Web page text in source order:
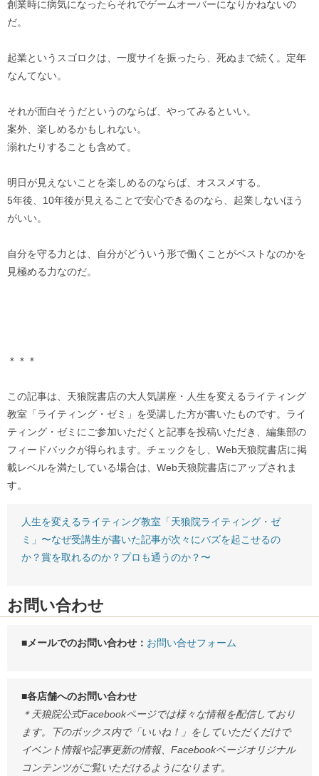
創業時に病気になったらそれでゲームオーバーになりかねないの
だ。
起業というスゴロクは、一度サイを振ったら、死ぬまで続く。定年
なんてない。
それが面白そうだというのならば、やってみるといい。
案外、楽しめるかもしれない。
溺れたりすることも含めて。
明日が見えないことを楽しめるのならば、オススメする。
5年後、10年後が見えることで安心できるのなら、起業しないほう
がいい。
自分を守る力とは、自分がどういう形で働くことがベストなのかを
見極める力なのだ。
＊＊＊
この記事は、天狼院書店の大人気講座・人生を変えるライティング
教室「ライティング・ゼミ」を受講した方が書いたものです。ライ
ティング・ゼミにご参加いただくと記事を投稿いただき、編集部の
フィードバックが得られます。チェックをし、Web天狼院書店に掲
載レベルを満たしている場合は、Web天狼院書店にアップされま
す。
人生を変えるライティング教室「天狼院ライティング・ゼ
ミ」〜なぜ受講生が書いた記事が次々にバズを起こせるの
か？賞を取れるのか？プロも通うのか？〜
お問い合わせ
■メールでのお問い合わせ： お問い合せフォーム
■各店舗へのお問い合わせ
＊天狼院公式Facebookページでは様々な情報を配信しており
ます。下のボックス内で「いいね！」をしていただくだけで
イベント情報や記事更新の情報、Facebookページオリジナル
コンテンツがご覧いただけるようになります。